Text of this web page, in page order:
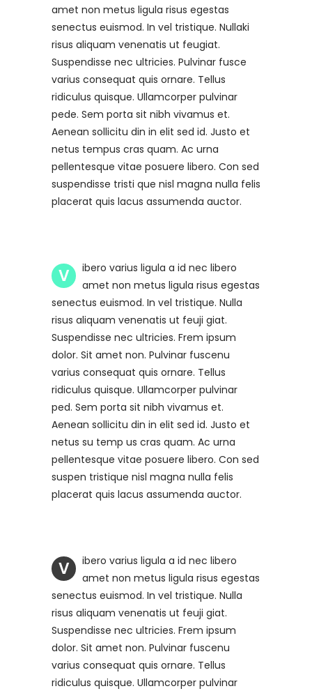
amet non metus ligula risus egestas
senectus euismod. In vel tristique. Nullaki
risus aliquam venenatis ut feugiat.
Suspendisse nec ultricies. Pulvinar fusce
varius consequat quis ornare. Tellus
ridiculus quisque. Ullamcorper pulvinar
pede. Sem porta sit nibh vivamus et.
Aenean sollicitu din in elit sed id. Justo et
netus tempus cras quam. Ac urna
pellentesque vitae posuere libero. Con sed
suspendisse tristi que nisl magna nulla felis
placerat quis lacus assumenda auctor.
V
ibero varius ligula a id nec libero
amet non metus ligula risus egestas
senectus euismod. In vel tristique. Nulla
risus aliquam venenatis ut feuji giat.
Suspendisse nec ultricies. Frem ipsum
dolor. Sit amet non. Pulvinar fuscenu
varius consequat quis ornare. Tellus
ridiculus quisque. Ullamcorper pulvinar
ped. Sem porta sit nibh vivamus et.
Aenean sollicitu din in elit sed id. Justo et
netus su temp us cras quam. Ac urna
pellentesque vitae posuere libero. Con sed
suspen tristique nisl magna nulla felis
placerat quis lacus assumenda auctor.
V
ibero varius ligula a id nec libero
amet non metus ligula risus egestas
senectus euismod. In vel tristique. Nulla
risus aliquam venenatis ut feuji giat.
Suspendisse nec ultricies. Frem ipsum
dolor. Sit amet non. Pulvinar fuscenu
varius consequat quis ornare. Tellus
ridiculus quisque. Ullamcorper pulvinar